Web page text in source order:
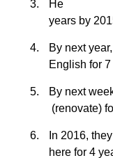
He
years by
By next year,
English for 7
By next
(renovate)
In 2016, they
here for 4